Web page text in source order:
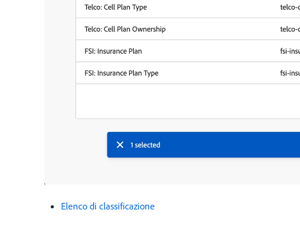
Elenco di classificazione